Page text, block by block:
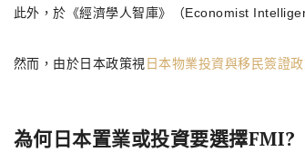
此外，於《經濟學人智庫》（Economist
然而，由於日本政策視 日本物業投資與移民簽證
為何日本置業或投資要選擇FMI?